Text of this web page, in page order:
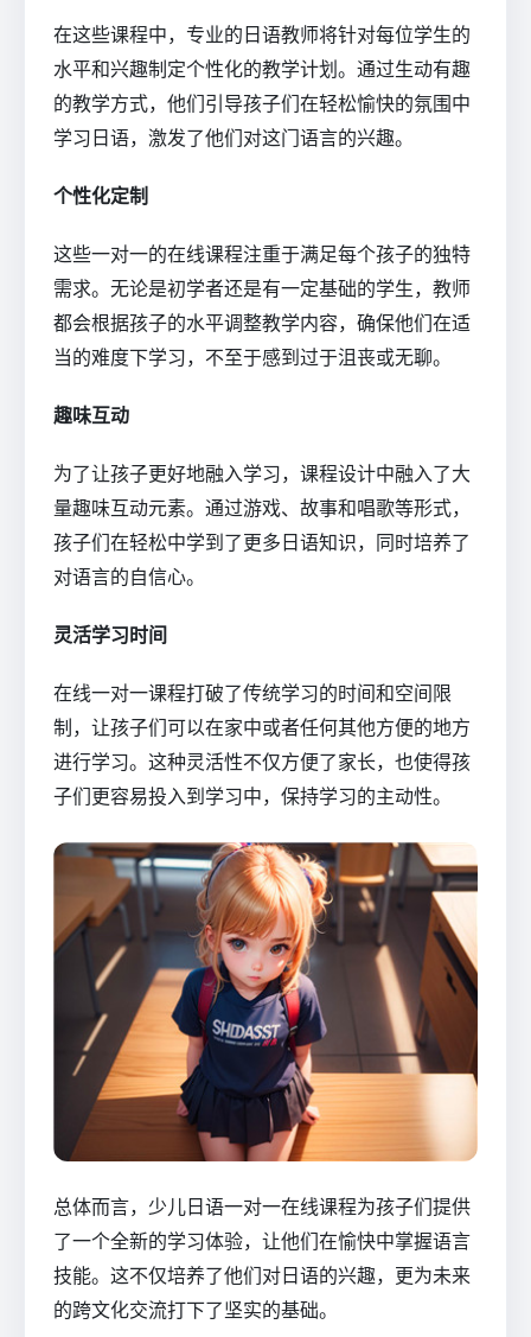
在这些课程中，专业的日语教师将针对每位学生的
水平和兴趣制定个性化的教学计划。通过生动有趣
的教学方式，他们引导孩子们在轻松愉快的氛围中
学习日语，激发了他们对这门语言的兴趣。
个性化定制
这些一对一的在线课程注重于满足每个孩子的独特
需求。无论是初学者还是有一定基础的学生，教师
都会根据孩子的水平调整教学内容，确保他们在适
当的难度下学习，不至于感到过于沮丧或无聊。
趣味互动
为了让孩子更好地融入学习，课程设计中融入了大
量趣味互动元素。通过游戏、故事和唱歌等形式，
孩子们在轻松中学到了更多日语知识，同时培养了
对语言的自信心。
灵活学习时间
在线一对一课程打破了传统学习的时间和空间限
制，让孩子们可以在家中或者任何其他方便的地方
进行学习。这种灵活性不仅方便了家长，也使得孩
子们更容易投入到学习中，保持学习的主动性。
总体而言，少儿日语一对一在线课程为孩子们提供
了一个全新的学习体验，让他们在愉快中掌握语言
技能。这不仅培养了他们对日语的兴趣，更为未来
的跨文化交流打下了坚实的基础。